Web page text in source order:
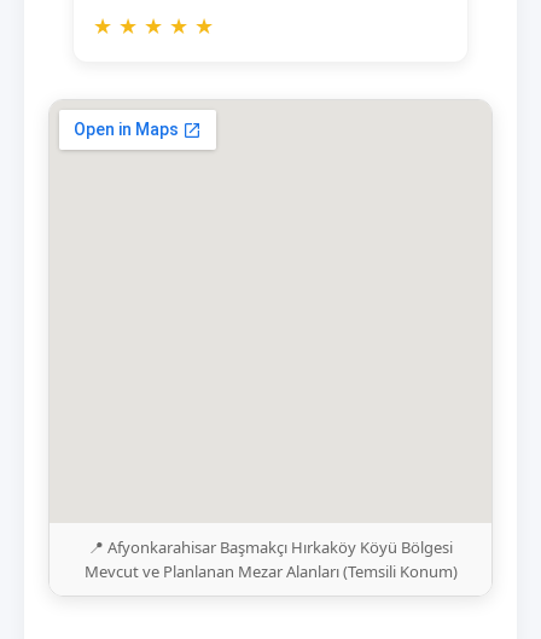
★ ★ ★ ★ ★
📍 Afyonkarahisar Başmakçı Hırkaköy Köyü Bölgesi
Mevcut ve Planlanan Mezar Alanları (Temsili Konum)